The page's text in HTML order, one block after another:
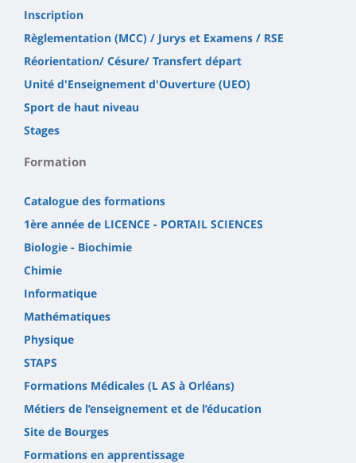
Inscription
Règlementation (MCC) / Jurys et Examens / RSE
Réorientation/ Césure/ Transfert départ
Unité d'Enseignement d'Ouverture (UEO)
Sport de haut niveau
Stages
Formation
Catalogue des formations
1ère année de LICENCE - PORTAIL SCIENCES
Biologie - Biochimie
Chimie
Informatique
Mathématiques
Physique
STAPS
Formations Médicales (L AS à Orléans)
Métiers de l’enseignement et de l’éducation
Site de Bourges
Formations en apprentissage